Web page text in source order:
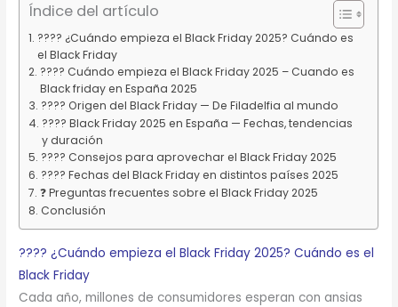
Índice del artículo
????️ ¿Cuándo empieza el Black Friday 2025? Cuándo es
el Black Friday
???? Cuándo empieza el Black Friday 2025 – Cuando es
Black friday en España 2025
???? Origen del Black Friday — De Filadelfia al mundo
???? Black Friday 2025 en España — Fechas, tendencias
y duración
???? Consejos para aprovechar el Black Friday 2025
???? Fechas del Black Friday en distintos países 2025
❓ Preguntas frecuentes sobre el Black Friday 2025
Conclusión
????️ ¿Cuándo empieza el Black Friday 2025? Cuándo es el
Black Friday
Cada año, millones de consumidores esperan con ansias